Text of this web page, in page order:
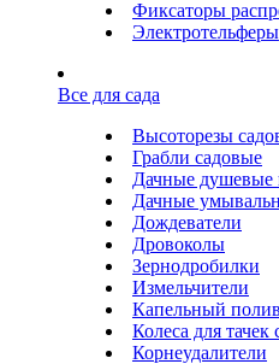
Фиксаторы
Электротельферы
Все для сада
Высоторезы
Грабли садовые
Дачные душевые
Дачные
Дождеватели
Дровоколы
Зернодробилки
Измельчители
Капельный полив
Колеса для тачек
Корнеудалители